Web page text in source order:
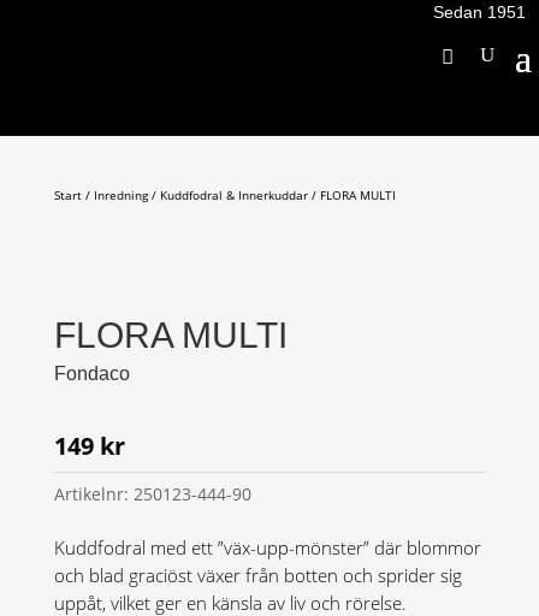
Sedan 1951
Start/ Inredning/ Kuddfodral & Innerkuddar/ FLORA MULTI
FLORA MULTI
Fondaco
149 kr
Artikelnr: 250123-444-90
Kuddfodral med ett ”väx-upp-mönster” där blommor
och blad graciöst växer från botten och sprider sig
uppåt, vilket ger en känsla av liv och rörelse.